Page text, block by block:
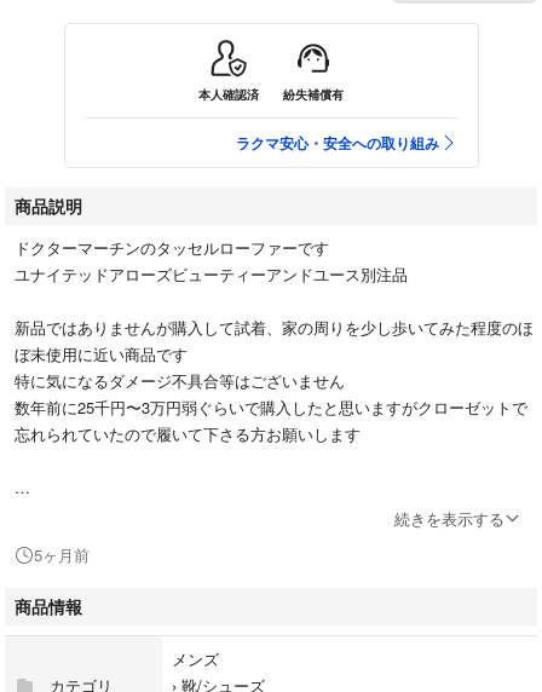
本人確認済 紛失補償有
ラクマ安心・安全への取り組み
商品説明
ドクターマーチンのタッセルローファーです
ユナイテッドアローズビューティーアンドユース別注品
新品ではありませんが購入して試着、家の周りを少し歩いてみた程度のほ
ぼ未使用に近い商品です
特に気になるダメージ不具合等はございません
数年前に25千円〜3万円弱ぐらいで購入したと思いますがクローゼットで
忘れられていたので履いて下さる方お願いします
定番ローファーをホワイトステッチで都会的に。
続きを表示する
5ヶ月前
商品情報
カテゴリ
メンズ
› 靴/シューズ